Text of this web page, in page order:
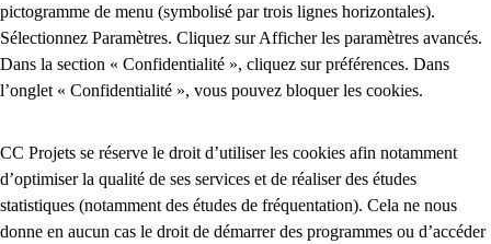
pictogramme de menu (symbolisé par trois lignes horizontales).
Sélectionnez Paramètres. Cliquez sur Afficher les paramètres avancés.
Dans la section « Confidentialité », cliquez sur préférences. Dans
l’onglet « Confidentialité », vous pouvez bloquer les cookies.
CC Projets se réserve le droit d’utiliser les cookies afin notamment
d’optimiser la qualité de ses services et de réaliser des études
statistiques (notamment des études de fréquentation). Cela ne nous
donne en aucun cas le droit de démarrer des programmes ou d’accéder